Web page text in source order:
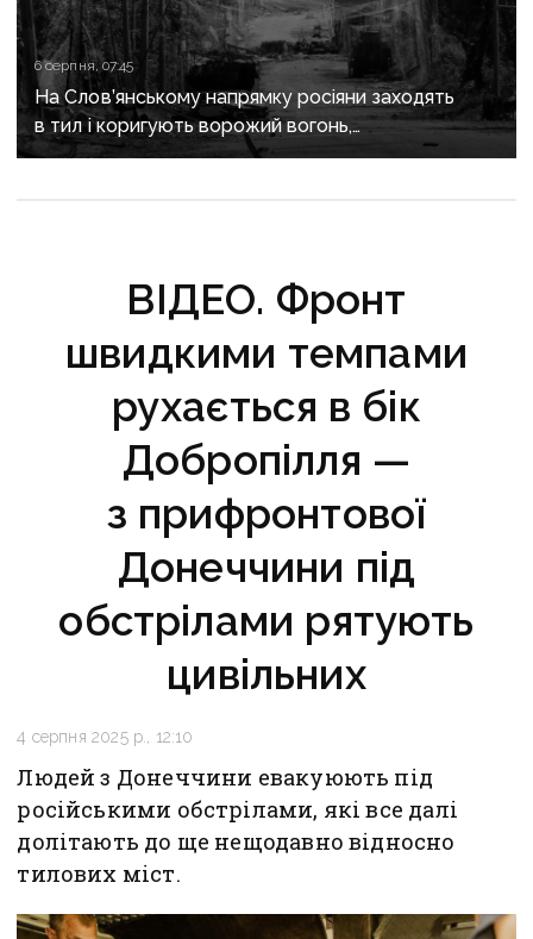
6 серпня, 07:45
На Слов’янському напрямку росіяни заходять
в тил і коригують ворожий вогонь,
на Краматорському «промацують» слабкі
ВІДЕО. Фронт
швидкими темпами
рухається в бік
Добропілля —
з прифронтової
Донеччини під
обстрілами рятують
цивільних
4 серпня 2025 р., 12:10
Людей з Донеччини евакуюють під
російськими обстрілами, які все далі
долітають до ще нещодавно відносно
тилових міст.